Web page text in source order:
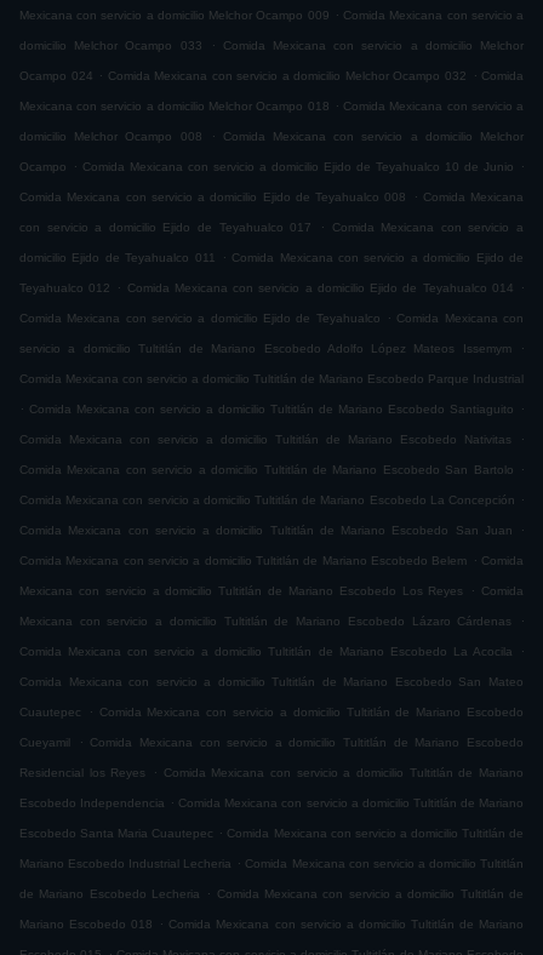
Mexicana con servicio a domicilio Melchor Ocampo 009 . Comida Mexicana con servicio a
domicilio Melchor Ocampo 033 . Comida Mexicana con servicio a domicilio Melchor
Ocampo 024 . Comida Mexicana con servicio a domicilio Melchor Ocampo 032 . Comida
Mexicana con servicio a domicilio Melchor Ocampo 018 . Comida Mexicana con servicio a
domicilio Melchor Ocampo 008 . Comida Mexicana con servicio a domicilio Melchor
Ocampo . Comida Mexicana con servicio a domicilio Ejido de Teyahualco 10 de Junio .
Comida Mexicana con servicio a domicilio Ejido de Teyahualco 008 . Comida Mexicana
con servicio a domicilio Ejido de Teyahualco 017 . Comida Mexicana con servicio a
domicilio Ejido de Teyahualco 011 . Comida Mexicana con servicio a domicilio Ejido de
Teyahualco 012 . Comida Mexicana con servicio a domicilio Ejido de Teyahualco 014 .
Comida Mexicana con servicio a domicilio Ejido de Teyahualco . Comida Mexicana con
servicio a domicilio Tultitlán de Mariano Escobedo Adolfo López Mateos Issemym .
Comida Mexicana con servicio a domicilio Tultitlán de Mariano Escobedo Parque Industrial
. Comida Mexicana con servicio a domicilio Tultitlán de Mariano Escobedo Santiaguito .
Comida Mexicana con servicio a domicilio Tultitlán de Mariano Escobedo Nativitas .
Comida Mexicana con servicio a domicilio Tultitlán de Mariano Escobedo San Bartolo .
Comida Mexicana con servicio a domicilio Tultitlán de Mariano Escobedo La Concepción .
Comida Mexicana con servicio a domicilio Tultitlán de Mariano Escobedo San Juan .
Comida Mexicana con servicio a domicilio Tultitlán de Mariano Escobedo Belem . Comida
Mexicana con servicio a domicilio Tultitlán de Mariano Escobedo Los Reyes . Comida
Mexicana con servicio a domicilio Tultitlán de Mariano Escobedo Lázaro Cárdenas .
Comida Mexicana con servicio a domicilio Tultitlán de Mariano Escobedo La Acocila .
Comida Mexicana con servicio a domicilio Tultitlán de Mariano Escobedo San Mateo
Cuautepec . Comida Mexicana con servicio a domicilio Tultitlán de Mariano Escobedo
Cueyamil . Comida Mexicana con servicio a domicilio Tultitlán de Mariano Escobedo
Residencial los Reyes . Comida Mexicana con servicio a domicilio Tultitlán de Mariano
Escobedo Independencia . Comida Mexicana con servicio a domicilio Tultitlán de Mariano
Escobedo Santa Maria Cuautepec . Comida Mexicana con servicio a domicilio Tultitlán de
Mariano Escobedo Industrial Lecheria . Comida Mexicana con servicio a domicilio Tultitlán
de Mariano Escobedo Lecheria . Comida Mexicana con servicio a domicilio Tultitlán de
Mariano Escobedo 018 . Comida Mexicana con servicio a domicilio Tultitlán de Mariano
.